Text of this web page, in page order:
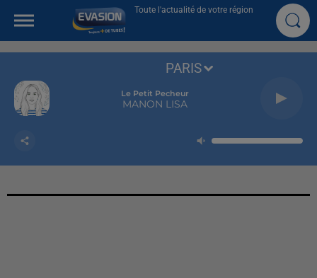
Toute l'actualité de votre région
Le Petit Pecheur
MANON LISA
PARIS